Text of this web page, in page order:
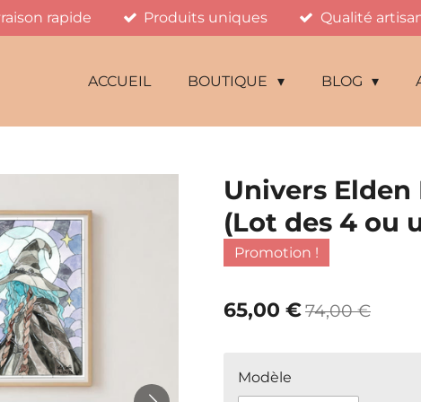
rapide Produits uniques Qualité
ACCUEIL BOUTIQUE BLOG
Univers
(Lot des 4 ou
Promotion !
65,00 €74,00 €
Modèle